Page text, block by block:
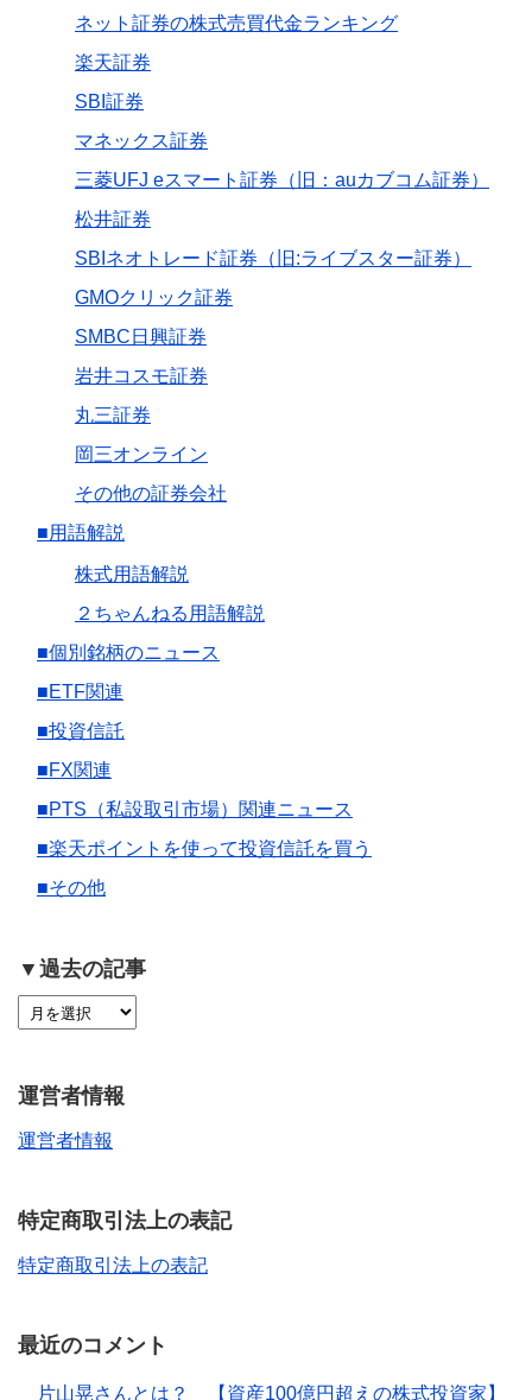
ネット証券の株式売買代金ランキング
楽天証券
SBI証券
マネックス証券
三菱UFJ eスマート証券（旧：auカブコム証券）
松井証券
SBIネオトレード証券（旧:ライブスター証券）
GMOクリック証券
SMBC日興証券
岩井コスモ証券
丸三証券
岡三オンライン
その他の証券会社
■用語解説
株式用語解説
２ちゃんねる用語解説
■個別銘柄のニュース
■ETF関連
■投資信託
■FX関連
■PTS（私設取引市場）関連ニュース
■楽天ポイントを使って投資信託を買う
■その他
▼過去の記事
運営者情報
運営者情報
特定商取引法上の表記
特定商取引法上の表記
最近のコメント
片山晃さんとは？ 【資産100億円超えの株式投資家】